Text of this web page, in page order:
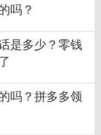
吗？
是多少？零钱
吗？拼多多领